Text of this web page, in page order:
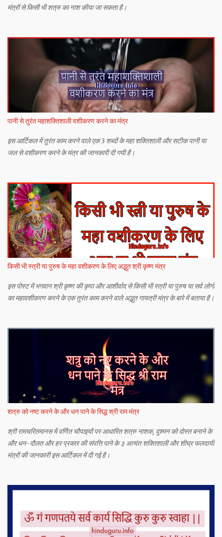
मंत्रों से किसी भी शत्रु का नाश कीया जा सकता है।
पानी से तुरंत महाशक्तिशाली वशीकरण करने का मंत्र
इस आर्टिकल में तुरंत काम करने वाले एक 3 शब्दों के महा शक्तिशाली और सटीक पानी या
जल से वशीकरण करने के मंत्र की जानकारी दी गयी है।
किसी भी स्त्री या पुरुष के महा वशीकरण के लिए अद्भुत श्री कृष्ण मंत्र
इस पोस्ट में भगवान श्री कृष्ण की कृपा और आशीर्वाद से किसी भी स्त्री या पुरुष या सर्व लोगों
का महावशीकरण करने के एक तुरंत काम करने वाले अद्भुत गायत्री मंत्र के बारे में बताया है।
शत्रु को नष्ट करने के और धन पाने के सिद्ध श्री राम मंत्र
श्री रामचरितमानस में वर्णित चौपाइयों पर आधारित शत्रु नाशक, दुश्मन को दोस्त बनाने के
और धन-दौलत और हर प्रकार की संपत्ति पाने के ३ अत्यंत शक्तिशाली और शीघ्र फलदायी
मंत्रों की जानकारी इस आर्टिकल में दी गई है।